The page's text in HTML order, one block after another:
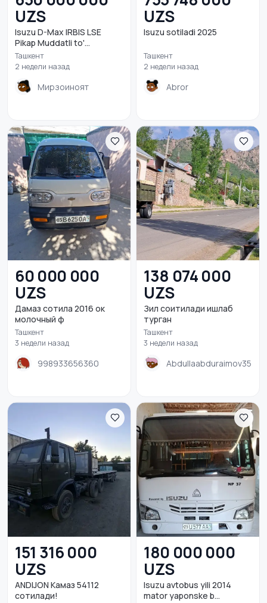
UZS
Isuzu D-Max IRBIS LSE
Pikap Muddatli to'...
Ташкент
2 недели назад
Мирзоиноят
UZS
Isuzu sotiladi 2025
Ташкент
2 недели назад
Abror
60 000 000
UZS
Дамаз сотила 2016 ок
молочный ф
Ташкент
3 недели назад
998933656360
138 074 000
UZS
Зил соитилади ишлаб
турган
Ташкент
3 недели назад
Abdullaabduraimov35
151 316 000
UZS
ANDIJON Камаз 54112
сотилади!
180 000 000
UZS
Isuzu avtobus yili 2014
mator yaponske b...